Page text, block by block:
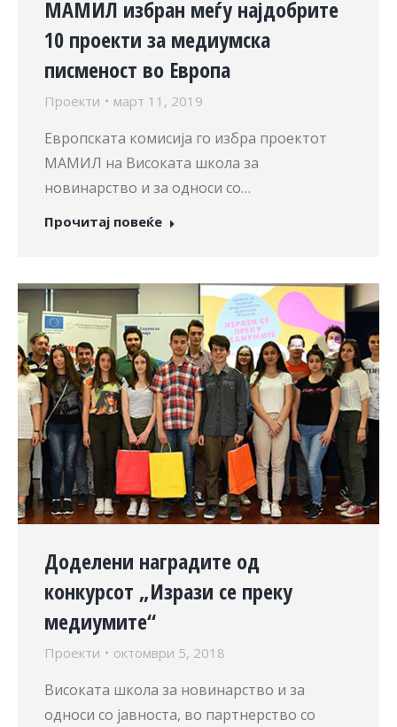
МАМИЛ избран меѓу најдобрите
10 проекти за медиумска
писменост во Европа
Проекти март 11, 2019
Европската комисија го избра проектот
МАМИЛ на Високата школа за
новинарство и за односи со…
Прочитај повеќе
Доделени наградите од
конкурсот „Изрази се преку
медиумите“
Проекти октомври 5, 2018
Високата школа за новинарство и за
односи со јавноста, во партнерство со